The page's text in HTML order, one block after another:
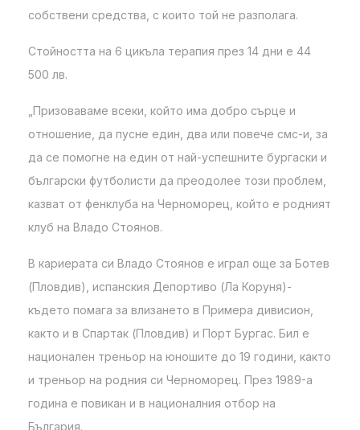
собствени средства, с които той не разполага.
Стойността на 6 цикъла терапия през 14 дни е 44
500 лв.
„Призоваваме всеки, който има добро сърце и
отношение, да пусне един, два или повече смс-и, за
да се помогне на един от най-успешните бургаски и
български футболисти да преодолее този проблем,
казват от фенклуба на Черноморец, който е родният
клуб на Владо Стоянов.
В кариерата си Владо Стоянов е играл още за Ботев
(Пловдив), испанския Депортиво (Ла Коруня)-
където помага за влизането в Примера дивисион,
както и в Спартак (Пловдив) и Порт Бургас. Бил е
национален треньор на юношите до 19 години, както
и треньор на родния си Черноморец. През 1989-а
година е повикан и в националния отбор на
България.